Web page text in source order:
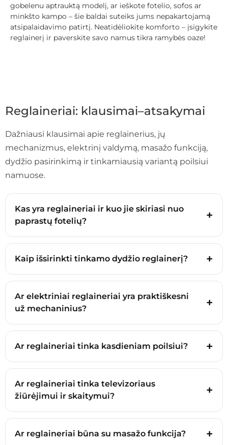
gobelenu aptrauktą modelį, ar ieškote fotelio, sofos ar
minkšto kampo – šie baldai suteiks jums nepakartojamą
atsipalaidavimo patirtį. Neatidėliokite komforto – įsigykite
reglainerį ir paverskite savo namus tikra ramybės oaze!
Reglaineriai: klausimai–atsakymai
Dažniausi klausimai apie reglainerius, jų
mechanizmus, elektrinį valdymą, masažo funkciją,
dydžio pasirinkimą ir tinkamiausią variantą poilsiui
namuose.
Kas yra reglaineriai ir kuo jie skiriasi nuo
paprastų fotelių?
Kaip išsirinkti tinkamo dydžio reglainerį?
Ar elektriniai reglaineriai yra praktiškesni
už mechaninius?
Ar reglaineriai tinka kasdieniam poilsiui?
Ar reglaineriai tinka televizoriaus
žiūrėjimui ir skaitymui?
Ar reglaineriai būna su masažo funkcija?